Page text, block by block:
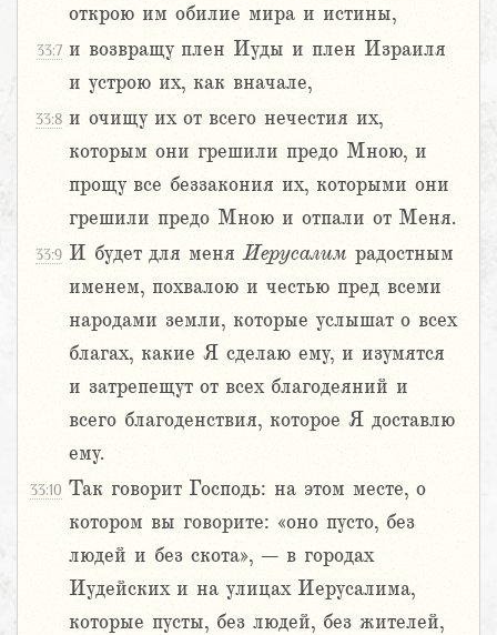
открою им обилие мира и истины,
33:7 и возвращу плен Иуды и плен Израиля
и устрою их, как вначале,
33:8 и очищу их от всего нечестия их,
которым они грешили предо Мною, и
прощу все беззакония их, которыми они
грешили предо Мною и отпали от Меня.
33:9 И будет для меняИерусалим радостным
именем, похвалою и честью пред всеми
народами земли, которые услышат о всех
благах, какие Я сделаю ему, и изумятся
и затрепещут от всех благодеяний и
всего благоденствия, которое Я доставлю
ему.
33:10 Так говорит Господь: на этом месте, о
котором вы говорите: «оно пусто, без
людей и без скота», – в городах
Иудейских и на улицах Иерусалима,
которые пусты, без людей, без жителей,